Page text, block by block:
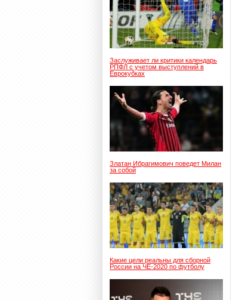
Заслуживает ли критики календарь
РПФЛ с учетом выступлений в
Еврокубках
Златан Ибрагимович поведет Милан
за собой
Какие цели реальны для сборной
России на ЧЕ-2020 по футболу